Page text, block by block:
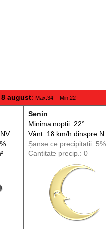
8 august: Max:34˚ - Min:22˚
Senin
Minima nopții: 22°
Vânt: 18 km/h dinspreN
Șanse de precipitații: 5%
Cantitate precip.: 0